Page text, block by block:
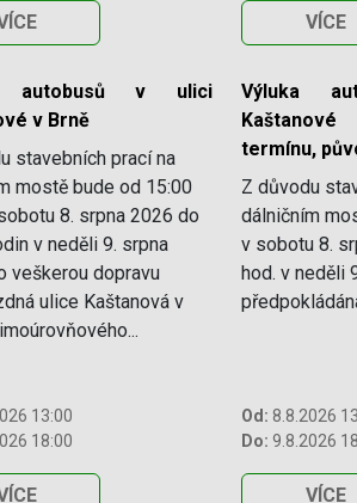
VÍCE
autobusů v ulici
v Brně
stavebních prací na
mostě bude od 15:00
8. srpna 2026 do
v neděli 9. srpna
veškerou dopravu
ulice Kaštanová v
13:00
18:00
Výluka
termínu,
Z důvodu
dálničním
v sobotu 8.
hod. v neděli
Od: 8.8.2026
Do: 9.8.2026
VÍCE